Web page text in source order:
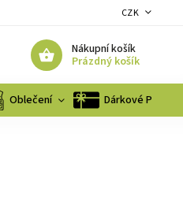
CZK
Nákupní košík
Prázdný košík
Oblečení Dárkové